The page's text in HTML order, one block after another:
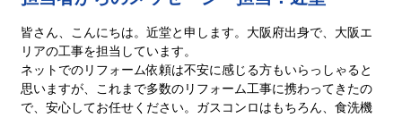
皆さん、こんにちは。近堂と申します。大阪府出身で、大阪エ
リアの工事を担当しています。
ネットでのリフォーム依頼は不安に感じる方もいらっしゃると
思いますが、これまで多数のリフォーム工事に携わってきたの
で、安心してお任せください。ガスコンロはもちろん、食洗機